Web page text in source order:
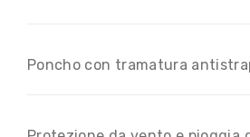
Poncho con tramatura